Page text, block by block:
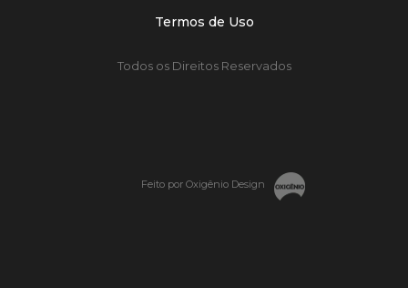
Termos de Uso
Todos os Direitos Reservados
Feito por Oxigênio Design